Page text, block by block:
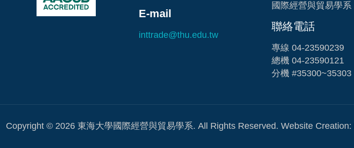
E-mail
inttrade@thu.edu.tw
國際經營與貿易學系
聯絡電話
專線 04-23590239
總機 04-23590121
分機 #35300~35303
Copyright © 2026 東海大學國際經營與貿易學系. All Rights Reserved. Website Creation: